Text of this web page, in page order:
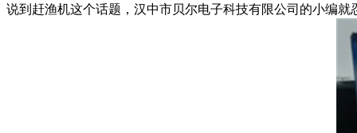
说到赶渔机这个话题，汉中市贝尔电子科技有限公司的小编